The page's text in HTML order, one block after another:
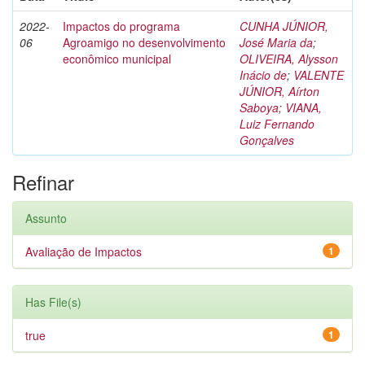
2022-
06
Impactos do programa
Agroamigo no desenvolvimento
econômico municipal
CUNHA JÚNIOR,
José Maria da;
OLIVEIRA, Alysson
Inácio de; VALENTE
JÚNIOR, Aírton
Saboya; VIANA,
Luiz Fernando
Gonçalves
Refinar
Assunto
1
Avaliação de Impactos
Has File(s)
1
true